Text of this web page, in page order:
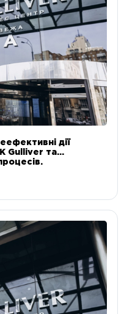
дії
Gulliver та